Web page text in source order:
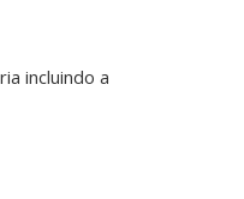
incluindo a